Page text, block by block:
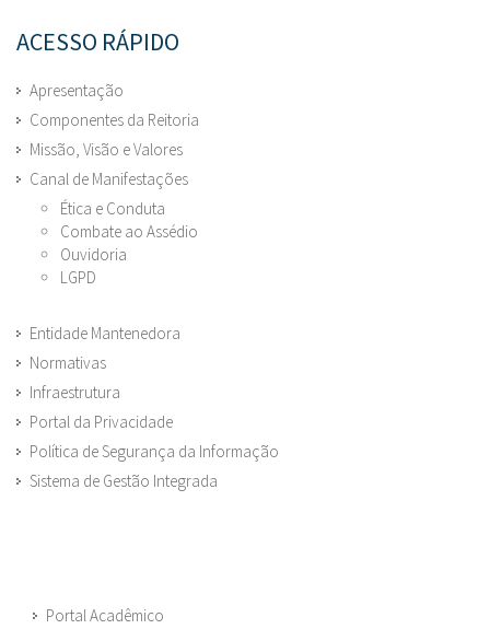
ACESSO RÁPIDO
Apresentação
Componentes da Reitoria
Missão, Visão e Valores
Canal de Manifestações
Ética e Conduta
Combate ao Assédio
Ouvidoria
LGPD
Entidade Mantenedora
Normativas
Infraestrutura
Portal da Privacidade
Política de Segurança da Informação
Sistema de Gestão Integrada
Portal Acadêmico